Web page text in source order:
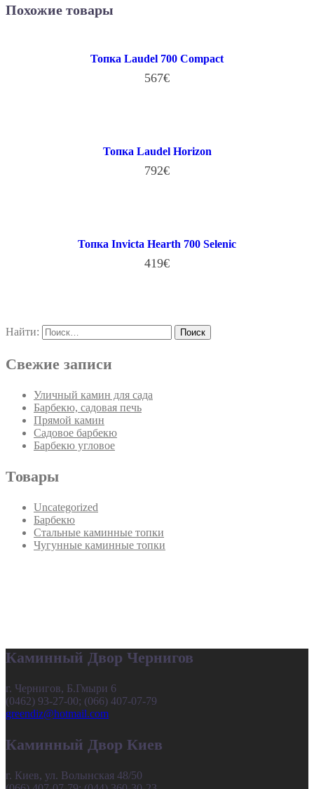
Похожие товары
Топка Laudel 700 Compact
567€
Топка Laudel Horizon
792€
Топка Invicta Hearth 700 Selenic
419€
Найти:
Свежие записи
Уличный камин для сада
Барбекю, садовая печь
Прямой камин
Садовое барбекю
Барбекю угловое
Товары
Uncategorized
Барбекю
Стальные каминные топки
Чугунные каминные топки
Каминный Двор Чернигов
г. Чернигов, Б.Гмыри 6
(0462) 93-27-00; (066) 407-07-79
greendiz@hotmail.com
Каминный Двор Киев
г. Киев, ул. Волынская 48/50